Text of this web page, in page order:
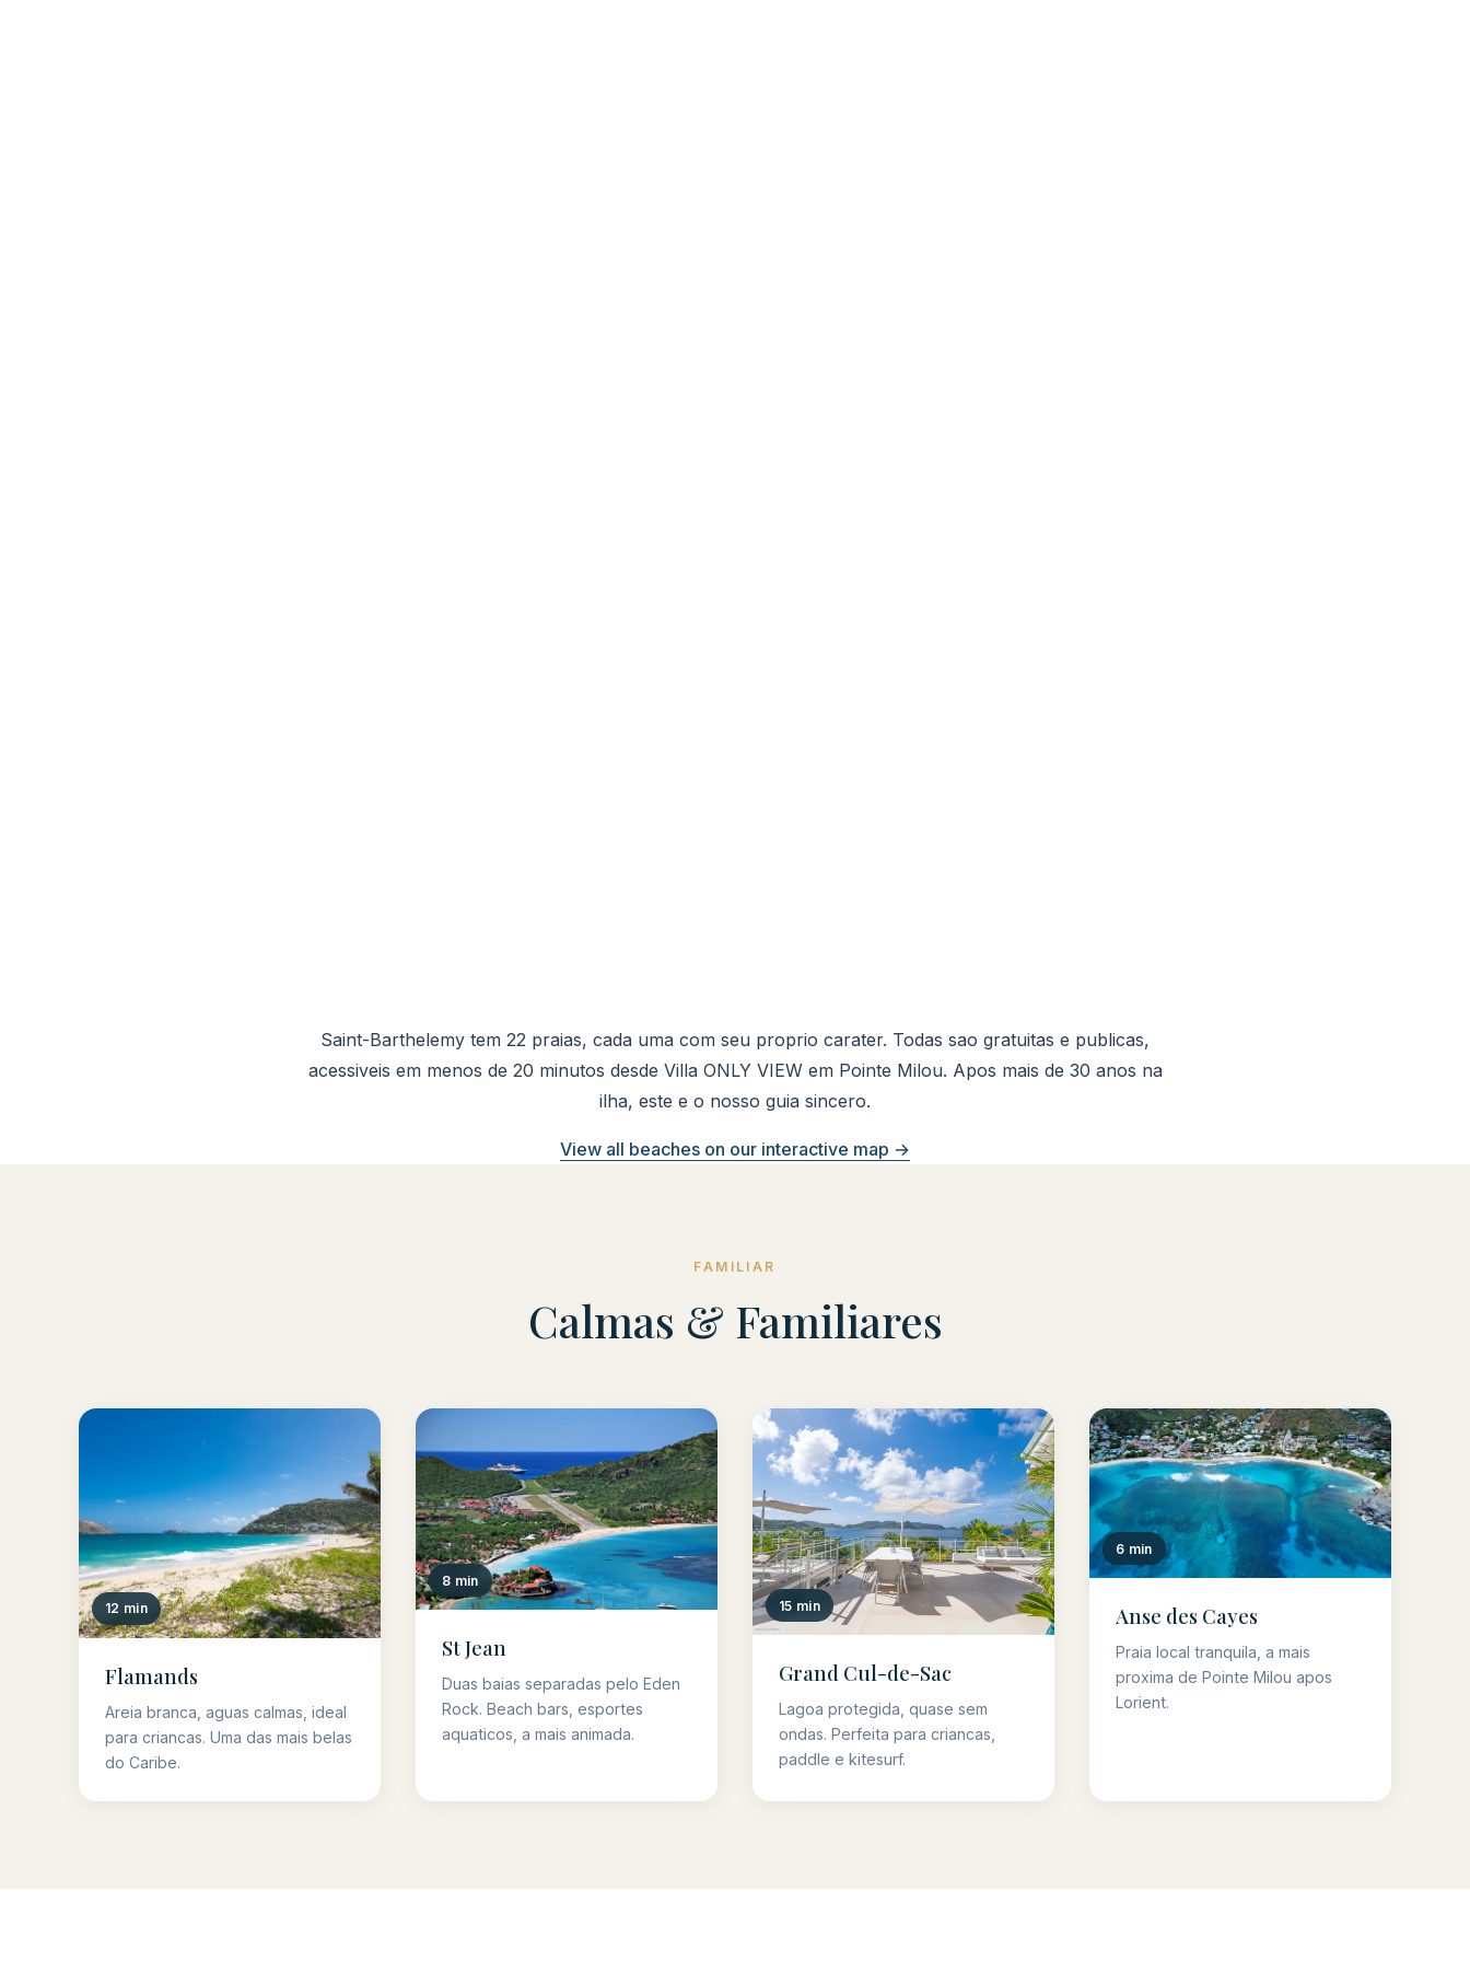
Saint-Barthelemy tem 22 praias, cada uma com seu proprio carater. Todas sao gratuitas e publicas,
acessiveis em menos de 20 minutos desde Villa ONLY VIEW em Pointe Milou. Apos mais de 30 anos na
ilha, este e o nosso guia sincero.
View all beaches on our interactive map →
FAMILIAR
Calmas & Familiares
12 min
Flamands
Areia branca, aguas calmas, ideal
para criancas. Uma das mais belas
do Caribe.
8 min
St Jean
Duas baias separadas pelo Eden
Rock. Beach bars, esportes
aquaticos, a mais animada.
15 min
Grand Cul-de-Sac
Lagoa protegida, quase sem
ondas. Perfeita para criancas,
paddle e kitesurf.
6 min
Anse des Cayes
Praia local tranquila, a mais
proxima de Pointe Milou apos
Lorient.